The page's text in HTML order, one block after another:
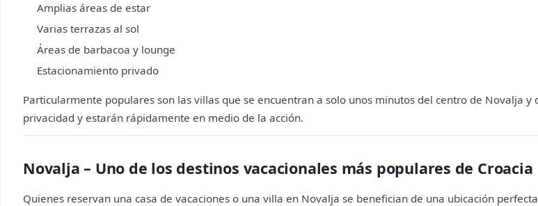
Amplias áreas de estar
Varias terrazas al sol
Áreas de barbacoa y lounge
Estacionamiento privado
Particularmente populares son las villas que se encuentran a solo unos minutos del centro de Novalja
privacidad y estarán rápidamente en medio de la acción.
Novalja – Uno de los destinos vacacionales más populares de Croacia
Quienes reservan una casa de vacaciones o una villa en Novalja se benefician de una ubicación